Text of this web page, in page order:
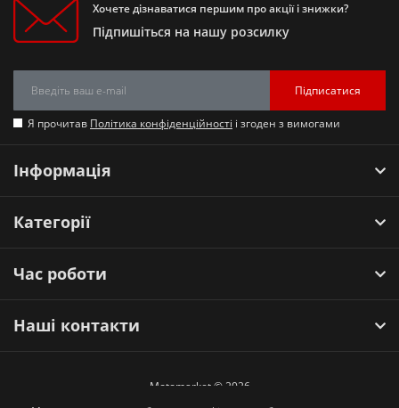
Хочете дізнаватися першим про акції і знижки?
Підпишіться на нашу розсилку
Підписатися
Я прочитав Політика конфіденційності і згоден з вимогами
Інформація
Категорії
Час роботи
Наші контакти
Motomarket © 2026